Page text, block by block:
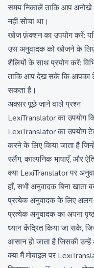
समय निकालें ताकि आप
नहीं सोचा था।
खोज फ़ंक्शन का उपयोग करें:
उस अनुवादक को खोजने के
शैलियों के साथ प्रयोग करें:
ताकि आप देख सकें कि आपका
सकता है।
अक्सर पूछे जाने वाले प्रश्न
LexiTranslator का उपयोग
LexiTranslator का उपयोग
करने के लिए किया जाता है
स्लैंग, काल्पनिक भाषाएँ, और
क्या LexiTranslator पर
हाँ, सभी अनुवादक बिना खाता
प्रत्येक अनुवादक के लिए
प्रत्येक अनुवादक का अपना
ध्यान केंद्रित किया जा सके,
आसान हो जाता है जिसकी
क्या मैं मोबाइल पर